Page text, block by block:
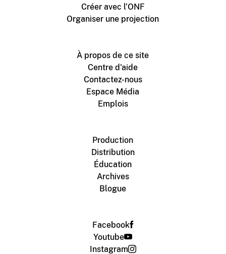
Créer avec l’ONF
Organiser une projection
À propos de ce site
Centre d'aide
Contactez-nous
Espace Média
Emplois
Production
Distribution
Éducation
Archives
Blogue
Facebook
Youtube
Instagram